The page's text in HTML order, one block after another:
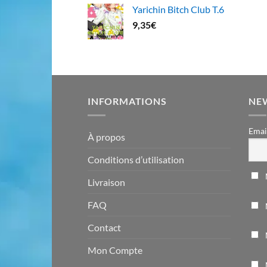
Yarichin Bitch Club T.6
9,35€
INFORMATIONS
À propos
Conditions d’utilisation
Livraison
FAQ
Contact
Mon Compte